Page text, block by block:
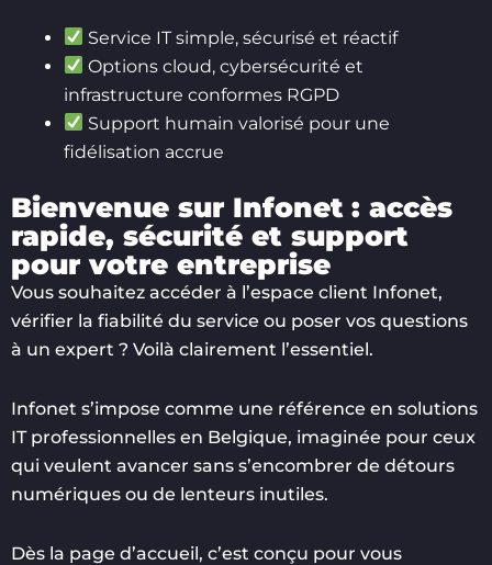
Service IT simple, sécurisé et réactif
Options cloud, cybersécurité et
infrastructure conformes RGPD
Support humain valorisé pour une
fidélisation accrue
Bienvenue sur Infonet : accès
rapide, sécurité et support
pour votre entreprise
Vous souhaitez accéder à l’espace client Infonet,
vérifier la fiabilité du service ou poser vos questions
à un expert ? Voilà clairement l’essentiel.
Infonet s’impose comme une référence en solutions
IT professionnelles en Belgique, imaginée pour ceux
qui veulent avancer sans s’encombrer de détours
numériques ou de lenteurs inutiles.
Dès la page d’accueil, c’est conçu pour vous